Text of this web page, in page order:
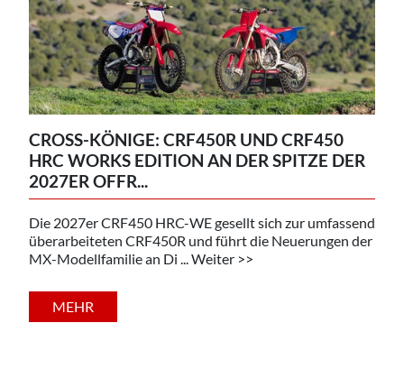
CROSS-KÖNIGE: CRF450R UND CRF450
HRC WORKS EDITION AN DER SPITZE DER
2027ER OFFR...
Die 2027er CRF450 HRC-WE gesellt sich zur umfassend
überarbeiteten CRF450R und führt die Neuerungen der
MX-Modellfamilie an Di ... Weiter >>
MEHR